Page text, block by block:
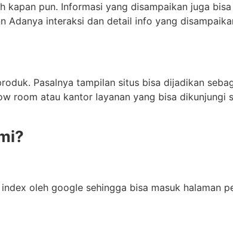
pun. Informasi yang disampaikan juga
interaksi dan detail info yang
Pasalnya tampilan situs bisa dijadikan
room atau kantor layanan yang bisa dikunjungi
oleh google sehingga bisa masuk halaman